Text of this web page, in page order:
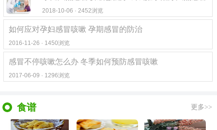
2018-10-06 · 2452浏览
如何应对孕妇感冒咳嗽 孕期感冒的防治
2016-11-26 · 1450浏览
感冒不停咳嗽怎么办 冬季如何预防感冒咳嗽
2017-06-09 · 1296浏览
食谱 更多>>